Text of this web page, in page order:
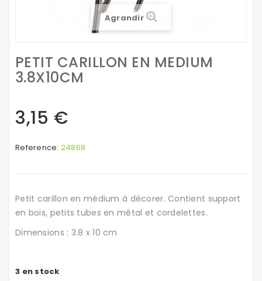
Agrandir
PETIT CARILLON EN MEDIUM
3.8X10CM
3,15 €
Reference: 24868
Petit carillon en médium à décorer. Contient support
en bois, petits tubes en métal et cordelettes.
Dimensions : 3.8 x 10 cm
3 en stock